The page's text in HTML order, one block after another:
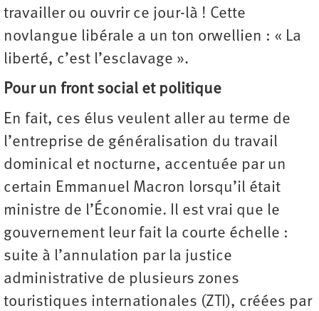
travailler ou ouvrir ce jour-là ! Cette
novlangue libérale a un ton orwellien : « La
liberté, c’est l’esclavage ».
Pour un front social et politique
En fait, ces élus veulent aller au terme de
l’entreprise de généralisation du travail
dominical et nocturne, accentuée par un
certain Emmanuel Macron lorsqu’il était
ministre de l’Économie. Il est vrai que le
gouvernement leur fait la courte échelle :
suite à l’annulation par la justice
administrative de plusieurs zones
touristiques internationales (ZTI), créées par